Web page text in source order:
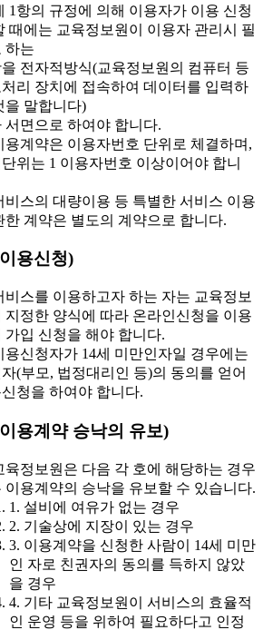
1항의 규정에 의해 이용자가 이용 신청
때에는 교육정보원이 이용자 관리시 필
하는
전자적방식(교육정보원의 컴퓨터 등
리 장치에 접속하여 데이터를 입력하
을 말합니다)
서면으로 하여야 합니다.
계약은 이용자번호 단위로 체결하며,
위는 1 이용자번호 이상이어야 합니
스의 대량이용 등 특별한 서비스 이용
한 계약은 별도의 계약으로 합니다.
용신청)
스를 이용하고자 하는 자는 교육정보
지정한 양식에 따라 온라인신청을 이용
가입 신청을 해야 합니다.
신청자가 14세 미만인자일 경우에는
(부모, 법정대리인 등)의 동의를 얻어
청을 하여야 합니다.
용계약 승낙의 유보)
정보원은 다음 각 호에 해당하는 경우
이용계약의 승낙을 유보할 수 있습니다.
1. 설비에 여유가 없는 경우
2. 기술상에 지장이 있는 경우
3. 이용계약을 신청한 사람이 14세 미만
인 자로 친권자의 동의를 득하지 않았
을 경우
4. 기타 교육정보원이 서비스의 효율적
인 운영 등을 위하여 필요하다고 인정